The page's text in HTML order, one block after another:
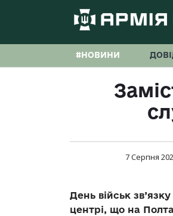
#НОВИНИ
7 Серпня
День військ
центрі, що на